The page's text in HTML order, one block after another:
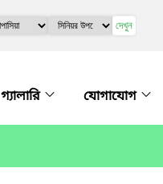
দেখুন
গ্যালারি যোগাযোগ